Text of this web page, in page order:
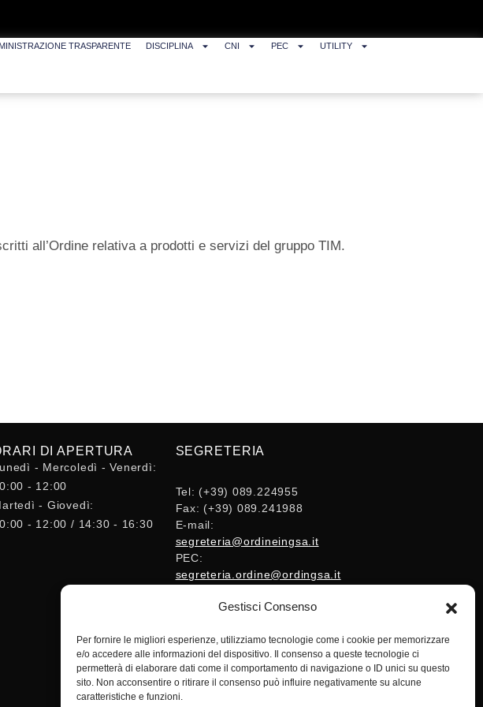
Gestisci Consenso
Per fornire le migliori esperienze, utilizziamo tecnologie come i cookie per memorizzare
e/o accedere alle informazioni del dispositivo. Il consenso a queste tecnologie ci
permetterà di elaborare dati come il comportamento di navigazione o ID unici su questo
sito. Non acconsentire o ritirare il consenso può influire negativamente su alcune
caratteristiche e funzioni.
TRASPARENTE DISCIPLINA CNI PEC UTILITY
all’Ordine relativa a prodotti e servizi del gruppo TIM.
DI APERTURA
- Mercoledì - Venerdì:
- 12:00
- Giovedì:
- 12:00 / 14:30 - 16:30
SEGRETERIA
Tel: (+39) 089.224955
Fax: (+39) 089.241988
E-mail:
segreteria@ordineingsa.it
PEC:
segreteria.ordine@ordingsa.it